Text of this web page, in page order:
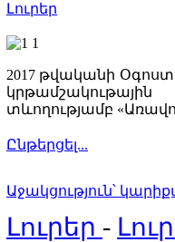
Լուրեր
2017 թվականի
տևողությամբ
Ընթերցել...
Աջակցություն՝
Լուրեր -